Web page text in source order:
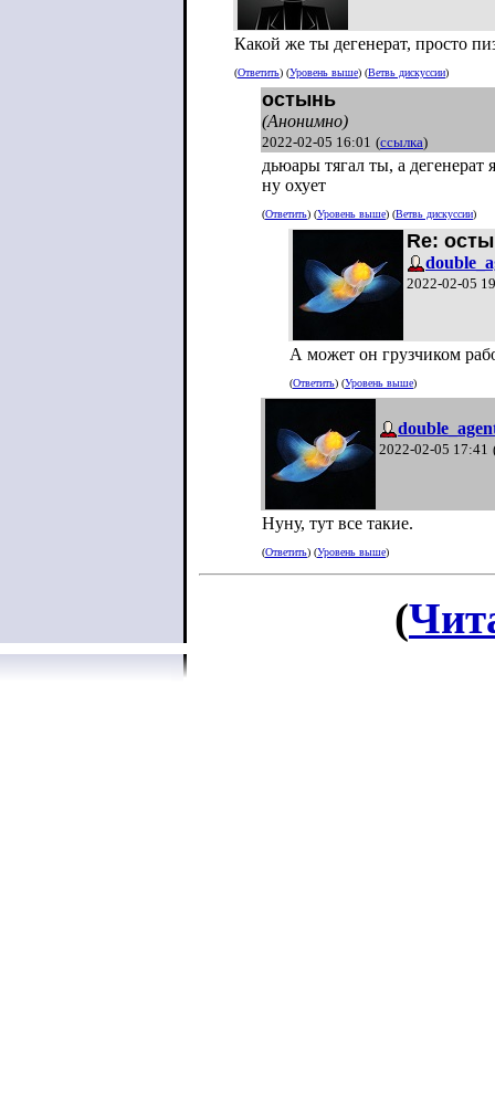
Какой же ты дегенерат, просто
(Ответить) (Уровень выше) (Ветвь дискуссии)
остынь
(Анонимно)
2022-02-05 16:01 (ссылка)
дьюары тягал ты, а дегенерат я
ну охует
(Ответить) (Уровень выше) (Ветвь дискуссии)
Re:
2022-02-05
А может он грузчиком
(Ответить) (Уровень выше)
2022-02-05 17:41
Нуну, тут все такие.
(Ответить) (Уровень выше)
(